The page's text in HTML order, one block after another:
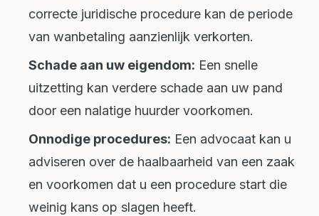
correcte juridische procedure kan de periode
van wanbetaling aanzienlijk verkorten.
Schade aan uw eigendom: Een snelle
uitzetting kan verdere schade aan uw pand
door een nalatige huurder voorkomen.
Onnodige procedures: Een advocaat kan u
adviseren over de haalbaarheid van een zaak
en voorkomen dat u een procedure start die
weinig kans op slagen heeft.